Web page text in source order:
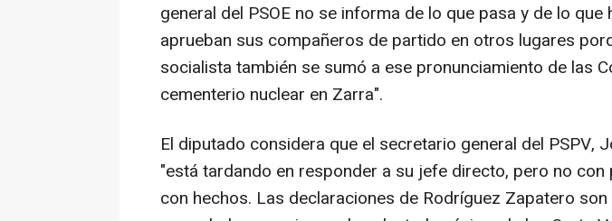
general del PSOE no se informa de lo que pasa y de lo que
aprueban sus compañeros de partido en otros lugares
socialista también se sumó a ese pronunciamiento de las
cementerio nuclear en Zarra".
El diputado considera que el secretario general del PSPV,
"está tardando en responder a su jefe directo, pero no con
con hechos. Las declaraciones de Rodríguez Zapatero